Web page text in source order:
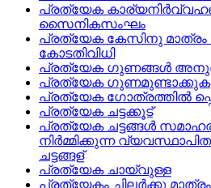
പ്രത്യേക
സൈനികസംഘം
പ്രത്യേക കേസിനു
കോടതിവിധി
പ്രത്യേക ഗുണങ്ങള്‍
പ്രത്യേക ഗുണമുണ്ടാക്കുക
പ്രത്യേക ഗോത്രത്തില്‍
പ്രത്യേക ചട്ടക്കൂട്
പ്രത്യേക ചട്ടങ്ങള്‍
നിര്‍മ്മിക്കുന്ന
ചട്ടങ്ങള്
പ്രത്യേക ചായ്‌വുള്ള
പ്രത്യേകം ചിലര്‍ക്കു